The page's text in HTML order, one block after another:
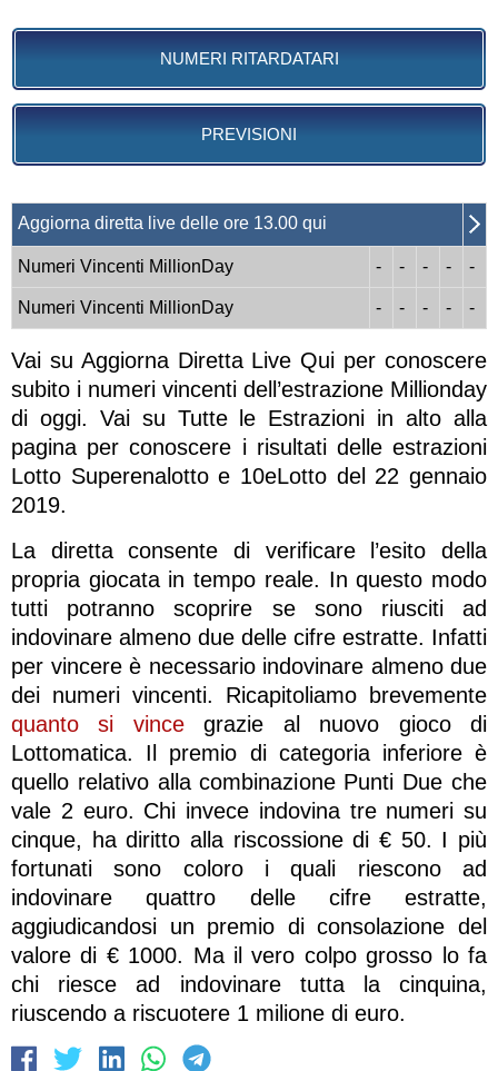
NUMERI RITARDATARI
PREVISIONI
Aggiorna diretta live delle ore 13.00 qui
Numeri Vincenti MillionDay - - - - -
Numeri Vincenti MillionDay - - - - -
Vai su Aggiorna Diretta Live Qui per conoscere
subito i numeri vincenti dell’estrazione Millionday
di oggi. Vai su Tutte le Estrazioni in alto alla
pagina per conoscere i risultati delle estrazioni
Lotto Superenalotto e 10eLotto del 22 gennaio
2019.
La diretta consente di verificare l’esito della
propria giocata in tempo reale. In questo modo
tutti potranno scoprire se sono riusciti ad
indovinare almeno due delle cifre estratte. Infatti
per vincere è necessario indovinare almeno due
dei numeri vincenti. Ricapitoliamo brevemente
quanto si vincegrazie al nuovo gioco di
Lottomatica. Il premio di categoria inferiore è
quello relativo alla combinazione Punti Due che
vale 2 euro. Chi invece indovina tre numeri su
cinque, ha diritto alla riscossione di € 50. I più
fortunati sono coloro i quali riescono ad
indovinare quattro delle cifre estratte,
aggiudicandosi un premio di consolazione del
valore di € 1000. Ma il vero colpo grosso lo fa
chi riesce ad indovinare tutta la cinquina,
riuscendo a riscuotere 1 milione di euro.